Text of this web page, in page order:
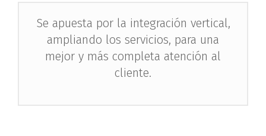
Se apuesta por la integración vertical,
ampliando los servicios, para una
mejor y más completa atención al
cliente.